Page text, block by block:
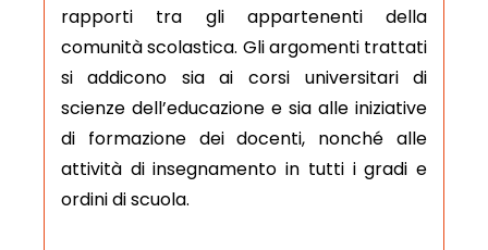
rapporti tra gli appartenenti della
comunità scolastica. Gli argomenti trattati
si addicono sia ai corsi universitari di
scienze dell’educazione e sia alle iniziative
di formazione dei docenti, nonché alle
attività di insegnamento in tutti i gradi e
ordini di scuola.